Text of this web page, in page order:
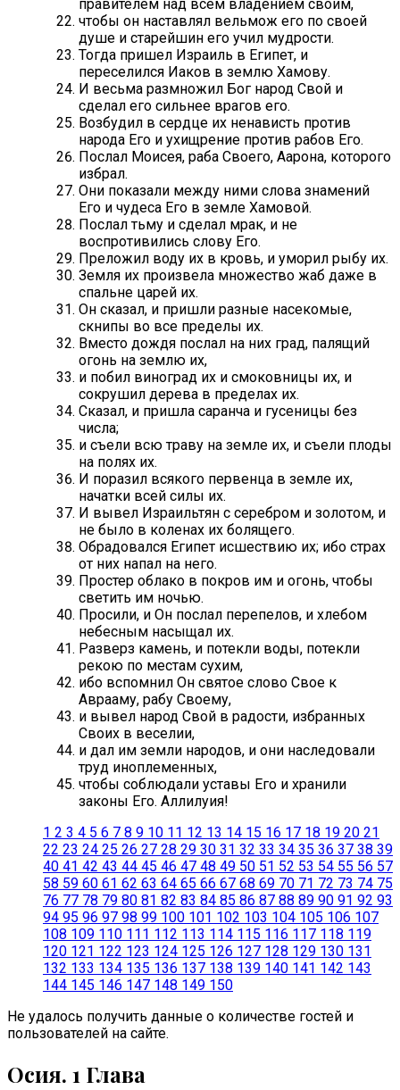
правителем над всем владением своим,
чтобы он наставлял вельмож его по своей
душе и старейшин его учил мудрости.
Тогда пришел Израиль в Египет, и
переселился Иаков в землю Хамову.
И весьма размножил Бог народ Свой и
сделал его сильнее врагов его.
Возбудил в сердце их ненависть против
народа Его и ухищрение против рабов Его.
Послал Моисея, раба Своего, Аарона, которого
избрал.
Они показали между ними слова знамений
Его и чудеса Его в земле Хамовой.
Послал тьму и сделал мрак, и не
воспротивились слову Его.
Преложил воду их в кровь, и уморил рыбу их.
Земля их произвела множество жаб даже в
спальне царей их.
Он сказал, и пришли разные насекомые,
скнипы во все пределы их.
Вместо дождя послал на них град, палящий
огонь на землю их,
и побил виноград их и смоковницы их, и
сокрушил дерева в пределах их.
Сказал, и пришла саранча и гусеницы без
числа;
и съели всю траву на земле их, и съели плоды
на полях их.
И поразил всякого первенца в земле их,
начатки всей силы их.
И вывел Израильтян с серебром и золотом, и
не было в коленах их болящего.
Обрадовался Египет исшествию их; ибо страх
от них напал на него.
Простер облако в покров им и огонь, чтобы
светить им ночью.
Просили, и Он послал перепелов, и хлебом
небесным насыщал их.
Разверз камень, и потекли воды, потекли
рекою по местам сухим,
ибо вспомнил Он святое слово Свое к
Аврааму, рабу Своему,
и вывел народ Свой в радости, избранных
Своих в веселии,
и дал им земли народов, и они наследовали
труд иноплеменных,
чтобы соблюдали уставы Его и хранили
законы Его. Аллилуия!
1 2 3 4 5 6 7 8 9 10 11 12 13 14 15 16 17 18 19 20 21
22 23 24 25 26 27 28 29 30 31 32 33 34 35 36 37 38 39
40 41 42 43 44 45 46 47 48 49 50 51 52 53 54 55 56 57
58 59 60 61 62 63 64 65 66 67 68 69 70 71 72 73 74 75
76 77 78 79 80 81 82 83 84 85 86 87 88 89 90 91 92 93
94 95 96 97 98 99 100 101 102 103 104 105 106 107
108 109 110 111 112 113 114 115 116 117 118 119
120 121 122 123 124 125 126 127 128 129 130 131
132 133 134 135 136 137 138 139 140 141 142 143
144 145 146 147 148 149 150
Не удалось получить данные о количестве гостей и
пользователей на сайте.
Осия. 1 Глава